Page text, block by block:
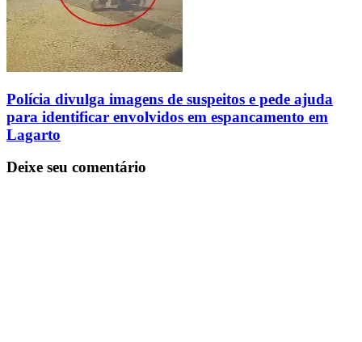
Polícia divulga imagens de suspeitos e pede ajuda
para identificar envolvidos em espancamento em
Lagarto
Deixe seu comentário